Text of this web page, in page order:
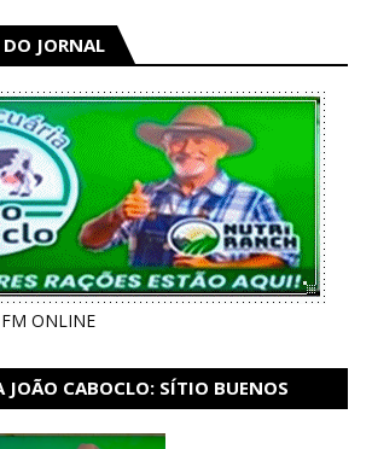
JORNAL
ONLINE
JOÃO CABOCLO: SÍTIO BUENOS